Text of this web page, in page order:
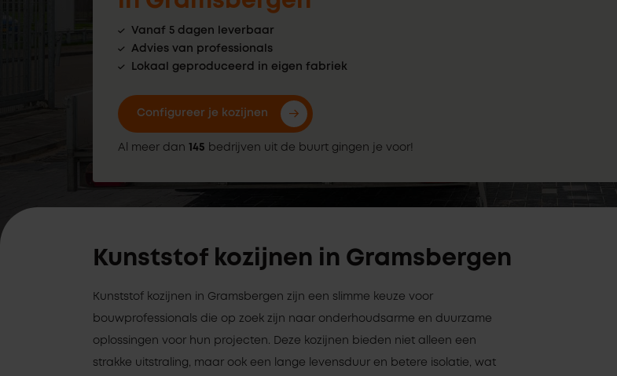
Vanaf 5 dagen leverbaar
Advies van professionals
Lokaal geproduceerd in eigen fabriek
Configureer je kozijnen
Al meer dan 145 bedrijven uit de buurt gingen je voor!
Kunststof kozijnen in Gramsbergen
Kunststof kozijnen in Gramsbergen zijn een slimme keuze voor
bouwprofessionals die op zoek zijn naar onderhoudsarme en duurzame
oplossingen voor hun projecten. Deze kozijnen bieden niet alleen een
strakke uitstraling, maar ook een lange levensduur en betere isolatie, wat